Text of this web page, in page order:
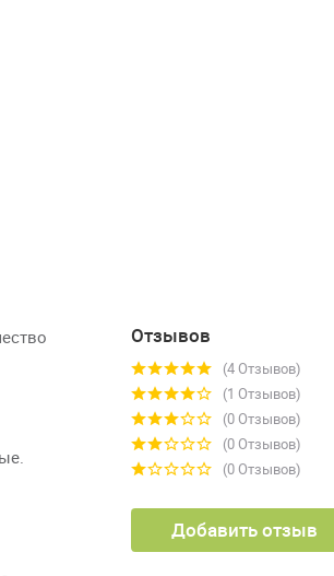
Отзывов
(4 Отзывов)
(1 Отзывов)
(0 Отзывов)
(0 Отзывов)
(0 Отзывов)
Добавить отзыв